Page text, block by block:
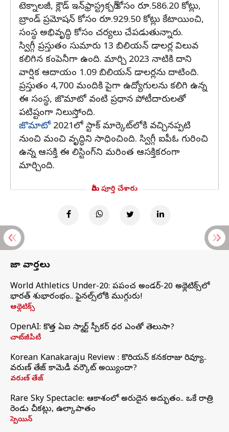
టెక్నాలజీ, క్లౌడ్ ఇన్‌ఫ్రాస్ట్రక్చర్ కోసం రూ.586.20 కోట్లు,
బ్రాండ్ ప్రమోషన్ కోసం రూ.929.50 కోట్లు కేటాయించి,
సంస్థ అభివృద్ధి కోసం చర్యలు చేపడుతున్నారు.
స్విగ్గీ ప్రస్తుతం సుమారు 13 బిలియన్ డాలర్ల విలువ
కలిగిన కంపెనీగా ఉంది. మార్చి 2023 నాటికి దాని
వార్షిక ఆదాయం 1.09 బిలియన్ డాలర్లను దాటింది.
ప్రస్తుతం 4,700 మందికి పైగా ఉద్యోగులను కలిగి ఉన్న
ఈ సంస్థ, జొమాటో వంటి ప్రధాన పోటీదారులతో
పటిష్టంగా నిలుస్తోంది.
జొమాటో 2021లో స్టాక్ మార్కెట్‌లోకి వచ్చినప్పటి
నుంచి మంచి వృద్ధిని సాధించింది. స్విగ్గీ ఐపీఓ గురించి
ఉన్న ఆసక్తి ఈ లిస్టింగ్‌ని మరింత ఆసక్తికరంగా
మార్చింది.
మీరు పూర్తి చేశారు
తాజా వార్తలు
World Athletics Under-20: ప్రపంచ అండర్-20 అథ్లెటిక్స్‌లో
భారత్‌ శుభారంభం.. ఫైనల్స్‌లోకి ముగ్గురు!
అథ్లెటిక్స్
OpenAI: కొత్త ఏఐ స్మార్ట్ స్పీకర్ ధర ఎంతో తెలుసా?
చాట్‌జీపీటీ
Korean Kanakaraju Review : కొరియన్ కనకరాజు రివ్యూ..
వరుణ్ తేజ్ కామెడీ వర్కౌట్ అయ్యిందా?
వరుణ్ తేజ్
Rare Sky Spectacle: ఆకాశంలో అరుదైన అద్భుతం.. ఒకే రాత్రి
రెండు చీకట్లు, ఉల్కాపాతం
స్పెయిన్